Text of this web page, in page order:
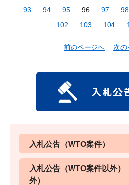
93
94 95 96 97 98
102
103 104
前のページへ 次の
入札公告（WTO案件）
入札公告（WTO案件以外）
外）